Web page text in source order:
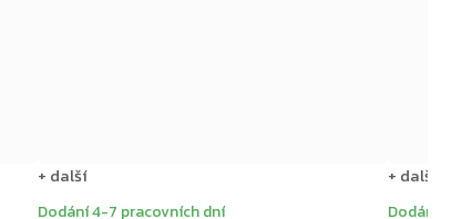
Dodání 4-7 pracovních dní
+ další
Dodání
+ další